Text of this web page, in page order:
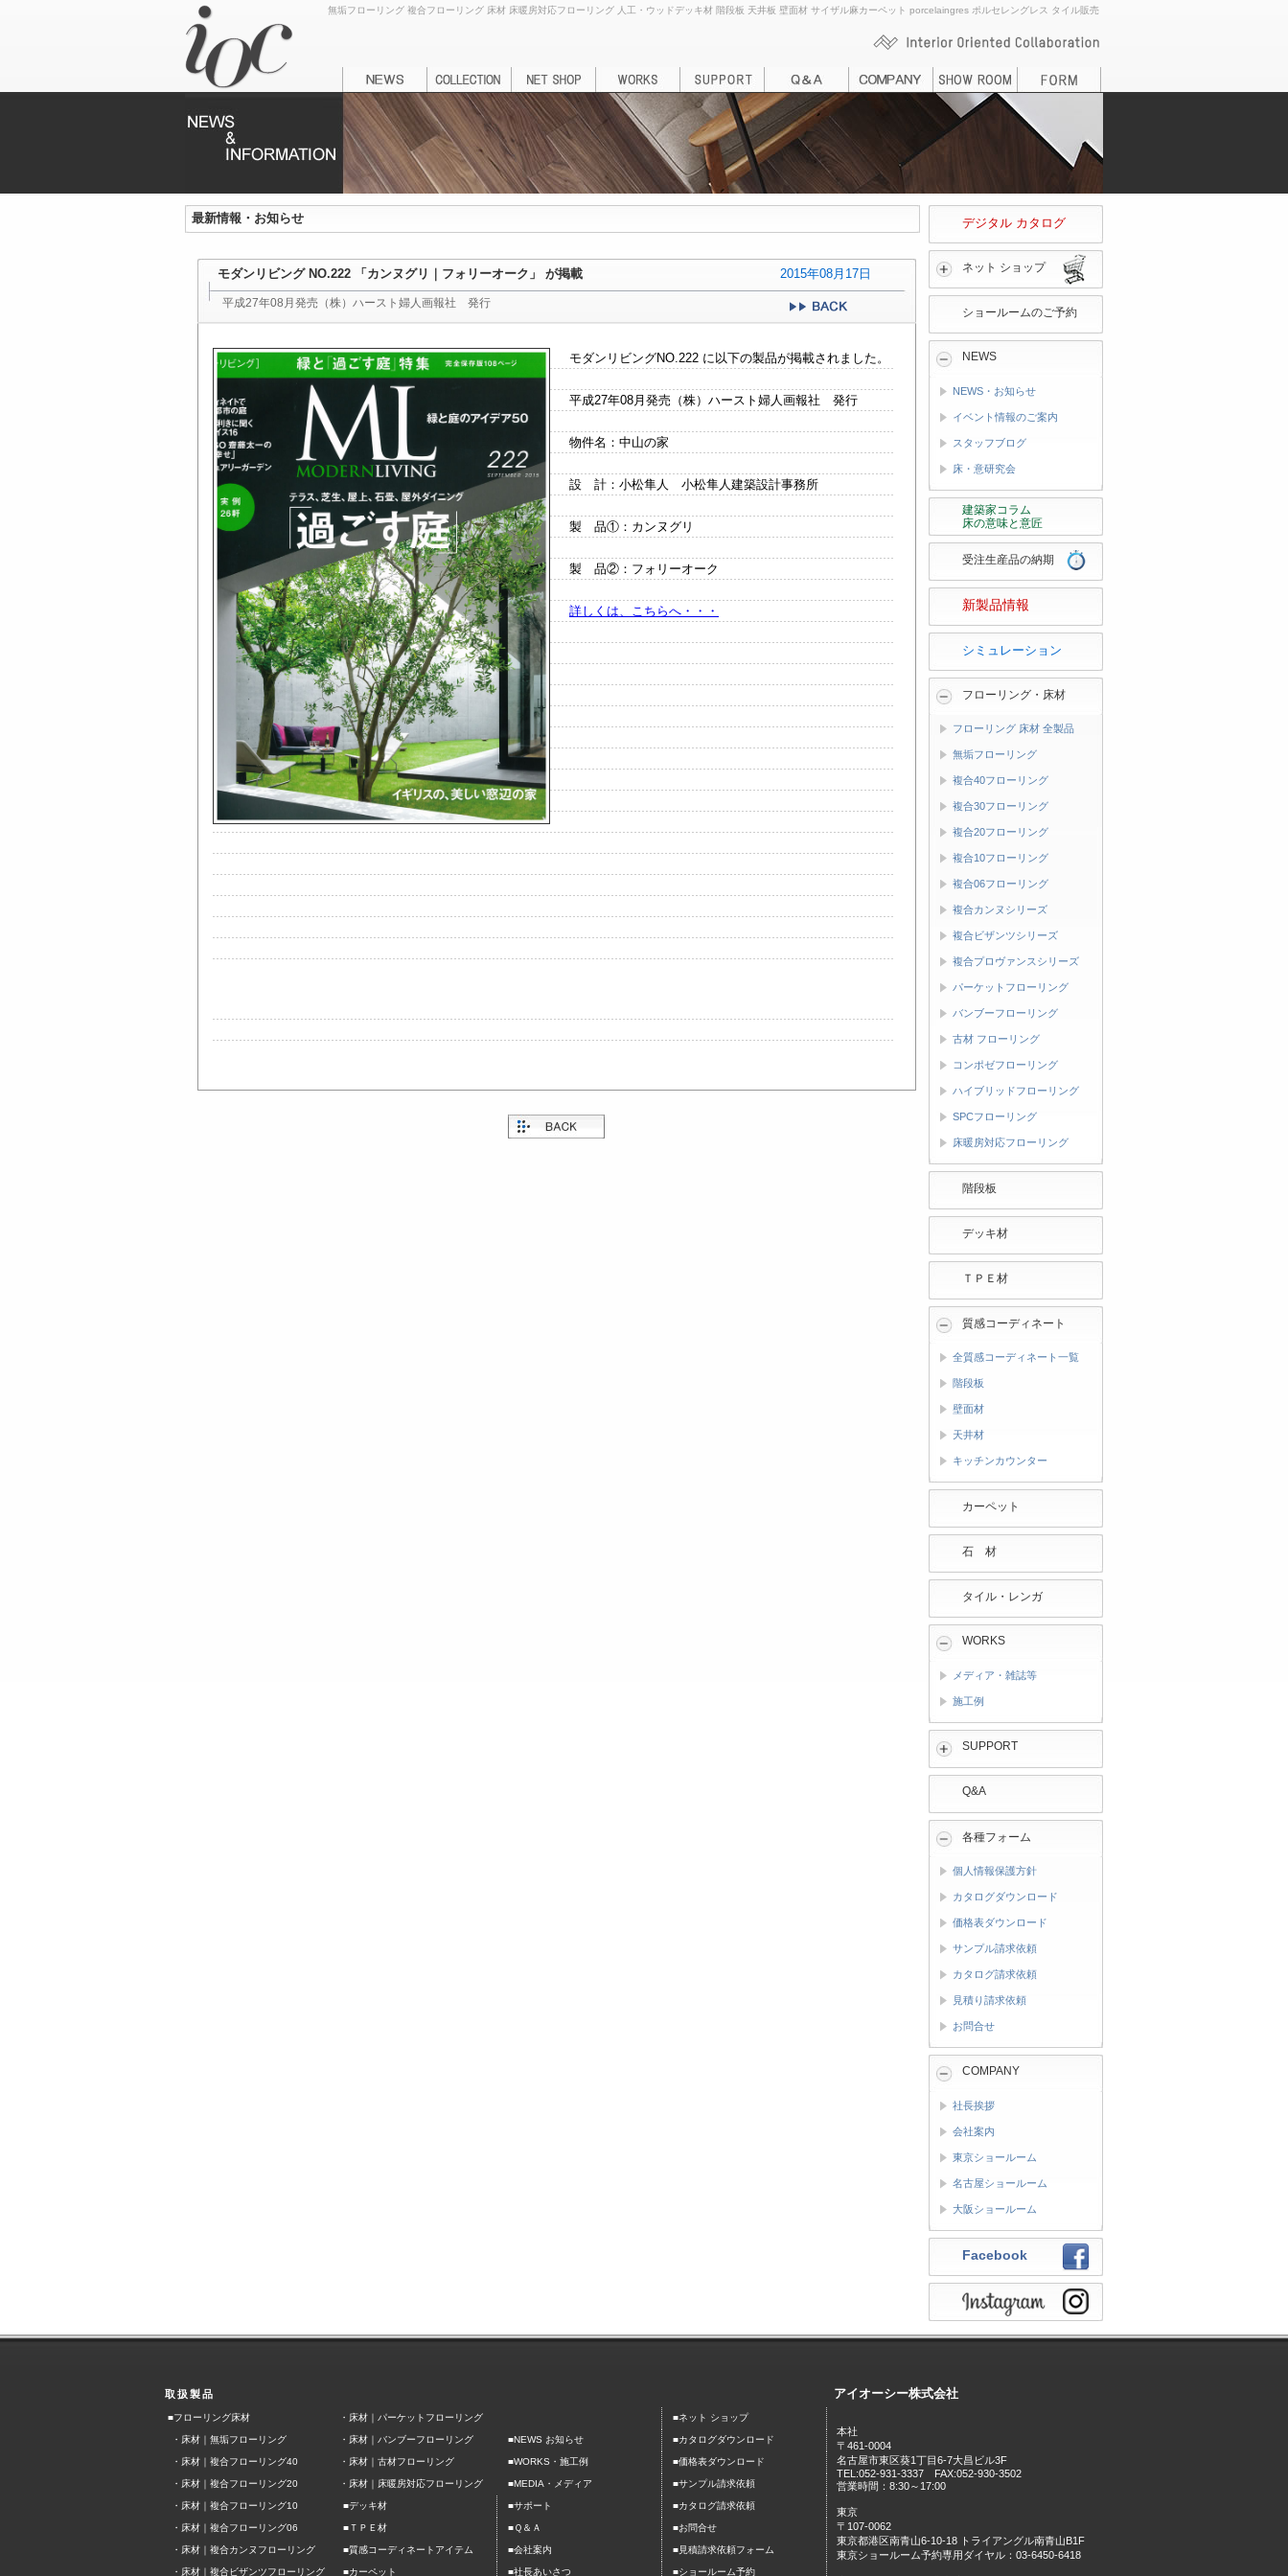
無垢フローリング 複合フローリング 床材 床暖房対応フローリング 人工・ウッドデッキ材 階段板 天井板 壁面材 サイザル麻カーペット porcelaingres ポルセレングレス タイル販売
最新情報・お知らせ
モダンリビング NO.222 「カンヌグリ｜フォリーオーク」 が掲載 2015年08月17日
平成27年08月発売（株）ハースト婦人画報社 発行
モダンリビングNO.222 に以下の製品が掲載されました。
平成27年08月発売（株）ハースト婦人画報社 発行
物件名：中山の家
設 計：小松隼人 小松隼人建築設計事務所
製 品①：カンヌグリ
製 品②：フォリーオーク
詳しくは、こちらへ・・・
デジタル カタログ
ネット ショップ
ショールームのご予約
NEWS
NEWS・お知らせ
イベント情報のご案内
スタッフブログ
床・意研究会
建築家コラム
床の意味と意匠
受注生産品の納期
新製品情報
シミュレーション
フローリング・床材
フローリング 床材 全製品
無垢フローリング
複合40フローリング
複合30フローリング
複合20フローリング
複合10フローリング
複合06フローリング
複合カンヌシリーズ
複合ビザンツシリーズ
複合プロヴァンスシリーズ
パーケットフローリング
バンブーフローリング
古材 フローリング
コンポゼフローリング
ハイブリッドフローリング
SPCフローリング
床暖房対応フローリング
階段板
デッキ材
ＴＰＥ材
質感コーディネート
全質感コーディネート一覧
階段板
壁面材
天井材
キッチンカウンター
カーペット
石 材
タイル・レンガ
WORKS
メディア・雑誌等
施工例
SUPPORT
Q&A
各種フォーム
個人情報保護方針
カタログダウンロード
価格表ダウンロード
サンプル請求依頼
カタログ請求依頼
見積り請求依頼
お問合せ
COMPANY
社長挨拶
会社案内
東京ショールーム
名古屋ショールーム
大阪ショールーム
Facebook
取扱製品 アイオーシー株式会社
■フローリング床材 ・ 床材｜パーケットフローリング ■ネット ショップ
本社
〒461-0004
名古屋市東区葵1丁目6-7大昌ビル3F
TEL:052-931-3337 FAX:052-930-3502
営業時間：8:30～17:00
東京
〒107-0062
東京都港区南青山6-10-18 トライアングル南青山B1F
東京ショールーム予約専用ダイヤル：03-6450-6418
・ 床材｜無垢フローリング ・ 床材｜バンブーフローリング ■NEWS お知らせ ■カタログダウンロード
・ 床材｜複合フローリング40 ・ 床材｜古材フローリング ■WORKS・施工例 ■価格表ダウンロード
・ 床材｜複合フローリング20 ・ 床材｜床暖房対応フローリング ■MEDIA・メディア ■サンプル請求依頼
・ 床材｜複合フローリング10 ■デッキ材 ■サポート ■カタログ請求依頼
・ 床材｜複合フローリング06 ■ＴＰＥ材 ■Ｑ＆Ａ ■お問合せ
・ 床材｜複合カンヌフローリング ■質感コーディネートアイテム ■会社案内 ■見積請求依頼フォーム
・ 床材｜複合ビザンツフローリング ■カーペット ■社長あいさつ ■ショールーム予約